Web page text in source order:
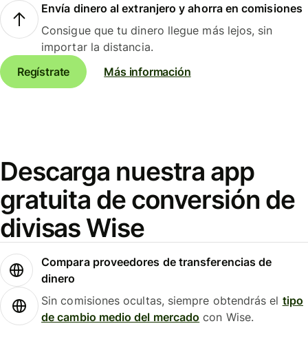
Envía dinero al extranjero y ahorra en comisiones
Consigue que tu dinero llegue más lejos, sin
importar la distancia.
Regístrate
Más información
Descarga nuestra app
gratuita de conversión de
divisas Wise
Compara proveedores de transferencias de
dinero
Sin comisiones ocultas, siempre obtendrás el tipo
de cambio medio del mercado con Wise.